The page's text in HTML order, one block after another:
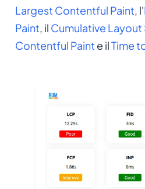
Largest Contentful Paint, l'
Paint, il Cumulative Layout
Contentful Paint e ilTime